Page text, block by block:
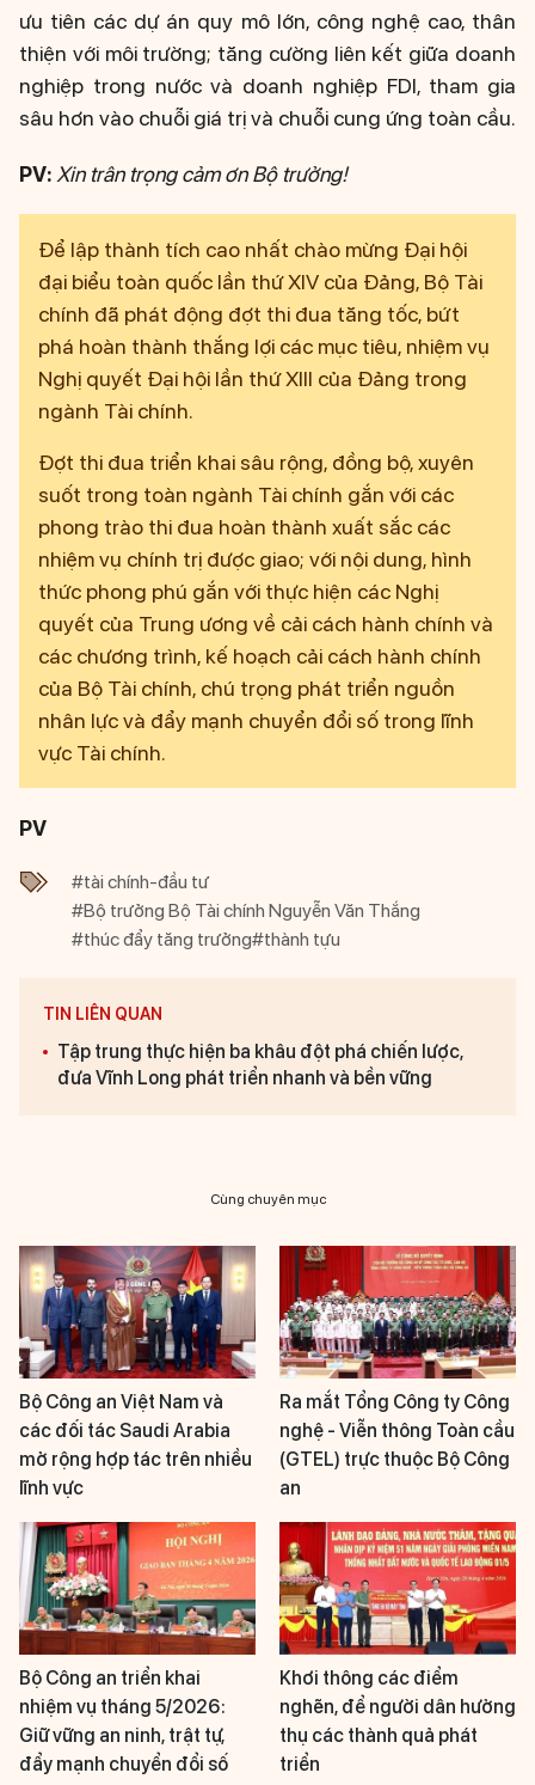
ưu tiên các dự án quy mô lớn, công nghệ cao, thân
thiện với môi trường; tăng cường liên kết giữa doanh
nghiệp trong nước và doanh nghiệp FDI, tham gia
sâu hơn vào chuỗi giá trị và chuỗi cung ứng toàn cầu.
PV: Xin trân trọng cảm ơn Bộ trưởng!
Để lập thành tích cao nhất chào mừng Đại hội
đại biểu toàn quốc lần thứ XIV của Đảng, Bộ Tài
chính đã phát động đợt thi đua tăng tốc, bứt
phá hoàn thành thắng lợi các mục tiêu, nhiệm vụ
Nghị quyết Đại hội lần thứ XIII của Đảng trong
ngành Tài chính.
Đợt thi đua triển khai sâu rộng, đồng bộ, xuyên
suốt trong toàn ngành Tài chính gắn với các
phong trào thi đua hoàn thành xuất sắc các
nhiệm vụ chính trị được giao; với nội dung, hình
thức phong phú gắn với thực hiện các Nghị
quyết của Trung ương về cải cách hành chính và
các chương trình, kế hoạch cải cách hành chính
của Bộ Tài chính, chú trọng phát triển nguồn
nhân lực và đẩy mạnh chuyển đổi số trong lĩnh
vực Tài chính.
PV
#tài chính-đầu tư
#Bộ trưởng Bộ Tài chính Nguyễn Văn Thắng
#thúc đẩy tăng trưởng#thành tựu
TIN LIÊN QUAN
Tập trung thực hiện ba khâu đột phá chiến lược,
đưa Vĩnh Long phát triển nhanh và bền vững
Cùng chuyên mục
Bộ Công an Việt Nam và
các đối tác Saudi Arabia
mở rộng hợp tác trên nhiều
lĩnh vực
Ra mắt Tổng Công ty Công
nghệ - Viễn thông Toàn cầu
(GTEL) trực thuộc Bộ Công
an
Bộ Công an triển khai
nhiệm vụ tháng 5/2026:
Giữ vững an ninh, trật tự,
đẩy mạnh chuyển đổi số
Khơi thông các điểm
nghẽn, để người dân hưởng
thụ các thành quả phát
triển